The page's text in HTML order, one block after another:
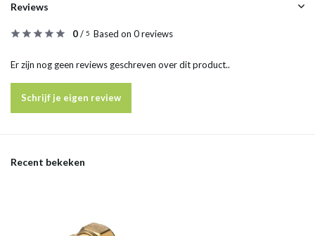
Reviews
0/ 5 Based on 0 reviews
Er zijn nog geen reviews geschreven over dit product..
Schrijf je eigen review
Recent bekeken